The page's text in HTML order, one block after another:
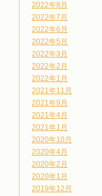
2022年8月
2022年7月
2022年6月
2022年5月
2022年3月
2022年2月
2022年1月
2021年11月
2021年9月
2021年4月
2021年1月
2020年10月
2020年4月
2020年2月
2020年1月
2019年12月